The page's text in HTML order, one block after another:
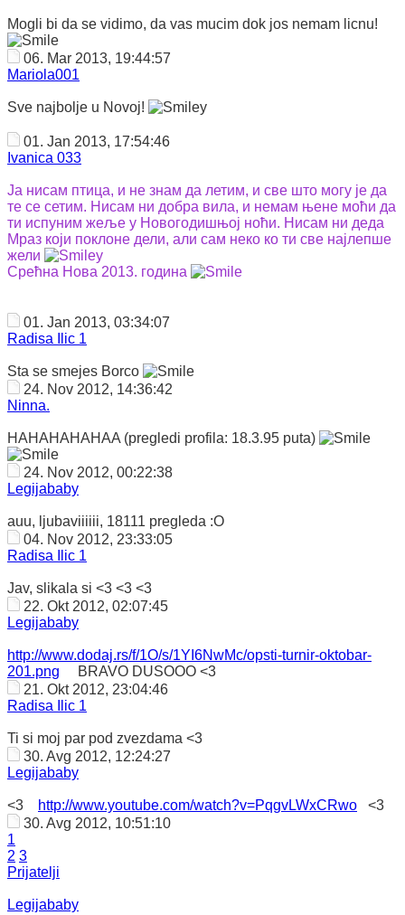
Mogli bi da se vidimo, da vas mucim dok jos nemam licnu!
06. Mar 2013, 19:44:57
Mariola001
Sve najbolje u Novoj!
01. Jan 2013, 17:54:46
Ivanica 033
Ја нисам птица, и не знам да летим, и све што могу је да
те се сетим. Нисам ни добра вила, и немам њене моћи да
ти испуним жеље у Новогодишњој ноћи. Нисам ни деда
Мраз који поклоне дели, али сам неко ко ти све најлепше
жели
Срећна Нова 2013. година
01. Jan 2013, 03:34:07
Radisa Ilic 1
Sta se smejes Borco
24. Nov 2012, 14:36:42
Ninna.
HAHAHAHAHAA (pregledi profila: 18.3.95 puta)
24. Nov 2012, 00:22:38
Legijababy
auu, ljubaviiiiii, 18111 pregleda :O
04. Nov 2012, 23:33:05
Radisa Ilic 1
Jav, slikala si <3 <3 <3
22. Okt 2012, 02:07:45
Legijababy
http://www.dodaj.rs/f/1O/s/1YI6NwMc/opsti-turnir-oktobar-
201.png BRAVO DUSOOO <3
21. Okt 2012, 23:04:46
Radisa Ilic 1
Ti si moj par pod zvezdama <3
30. Avg 2012, 12:24:27
Legijababy
<3 http://www.youtube.com/watch?v=PqgvLWxCRwo <3
30. Avg 2012, 10:51:10
1
2 3
Prijatelji
Legijababy